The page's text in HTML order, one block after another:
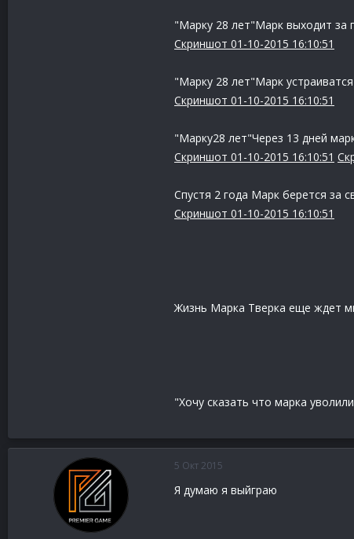
"Марку 28 лет"Марк выходит за
Скриншот 01-10-2015 16:10:51
"Марку 28 лет"Марк
Скриншот 01-10-2015 16:10:51
"Марку28 лет"Через 13 дней
Скриншот 01-10-2015 16:10:51
Спустя 2 года Марк берется за
Скриншот 01-10-2015 16:10:51
Жизнь Марка Тверка еще ждет
"Хочу сказать что марка
5 Окт 2015
Я думаю я выйграю